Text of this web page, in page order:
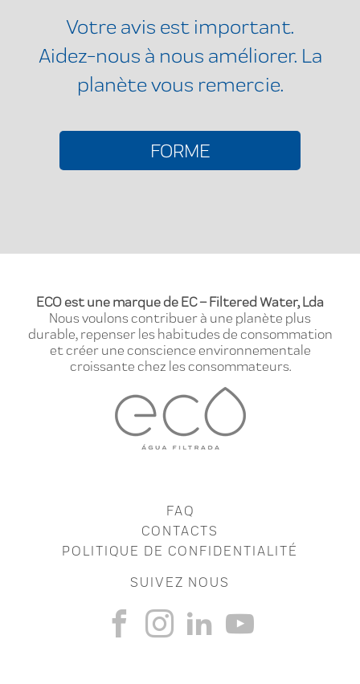
Votre avis est important.
Aidez-nous à nous améliorer. La
planète vous remercie.
FORME
ECO est une marque de EC – Filtered Water, Lda
Nous voulons contribuer à une planète plus
durable, repenser les habitudes de consommation
et créer une conscience environnementale
croissante chez les consommateurs.
FAQ
CONTACTS
POLITIQUE DE CONFIDENTIALITÉ
SUIVEZ NOUS